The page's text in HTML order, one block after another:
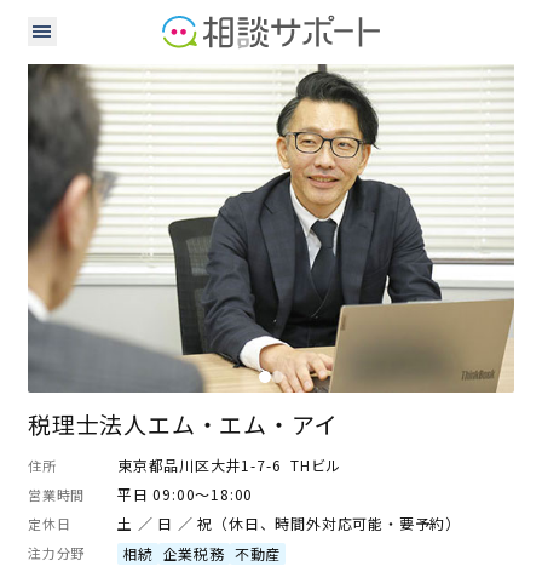
中小企業診断士 税理士
税理士法人エム・エム・アイ
住所 東京都品川区大井1-7-6 THビル
営業時間 平日 09:00～18:00
定休日 土 ／ 日 ／ 祝（休日、時間外対応可能・要予約）
注力分野 相続 企業税務 不動産